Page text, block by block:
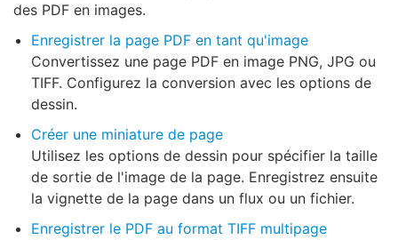
des PDF en images.
Enregistrer la page PDF en tant qu'image
Convertissez une page PDF en image PNG, JPG ou
TIFF. Configurez la conversion avec les options de
dessin.
Créer une miniature de page
Utilisez les options de dessin pour spécifier la taille
de sortie de l'image de la page. Enregistrez ensuite
la vignette de la page dans un flux ou un fichier.
Enregistrer le PDF au format TIFF multipage